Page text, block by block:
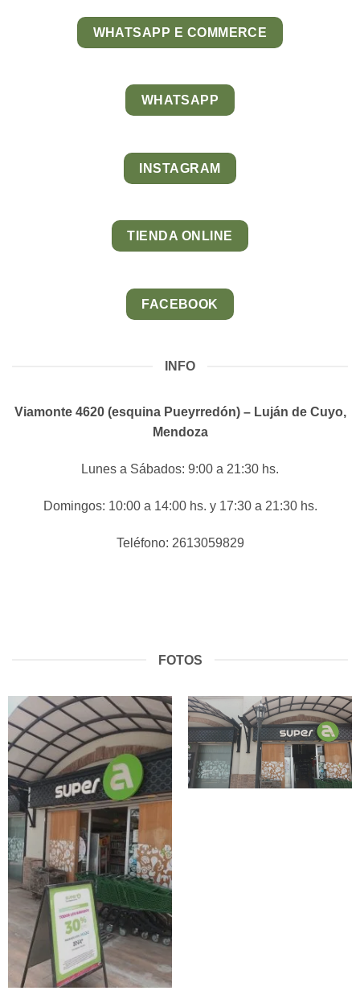
WHATSAPP E COMMERCE
WHATSAPP
INSTAGRAM
TIENDA ONLINE
FACEBOOK
INFO
Viamonte 4620 (esquina Pueyrredón) – Luján de Cuyo,
Mendoza
Lunes a Sábados: 9:00 a 21:30 hs.
Domingos: 10:00 a 14:00 hs. y 17:30 a 21:30 hs.
Teléfono: 2613059829
FOTOS